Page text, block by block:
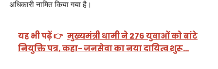
अधिकारी नामित किया गया है।
यह भी पढ़ें 👉 मुख्यमंत्री धामी ने 276 युवाओं को बांटे
नियुक्ति पत्र, कहा- जनसेवा का नया दायित्व शुरू…